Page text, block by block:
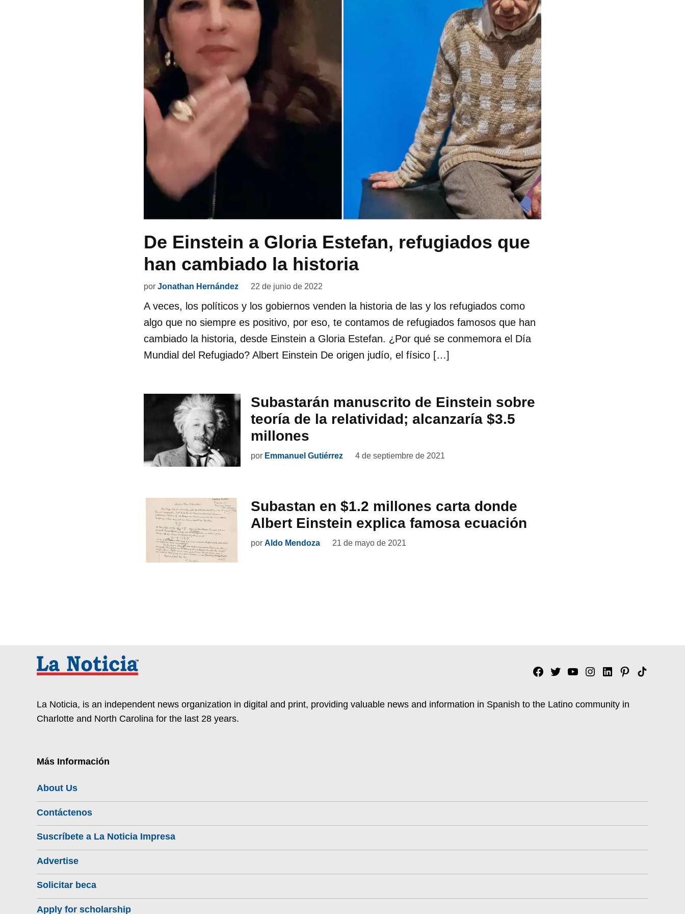
De Einstein a Gloria Estefan, refugiados que
han cambiado la historia
por Jonathan Hernández 22 de junio de 2022
A veces, los políticos y los gobiernos venden la historia de las y los refugiados como
algo que no siempre es positivo, por eso, te contamos de refugiados famosos que han
cambiado la historia, desde Einstein a Gloria Estefan. ¿Por qué se conmemora el Día
Mundial del Refugiado? Albert Einstein De origen judío, el físico […]
Subastarán manuscrito de Einstein sobre
teoría de la relatividad; alcanzaría $3.5
millones
por Emmanuel Gutiérrez 4 de septiembre de 2021
Subastan en $1.2 millones carta donde
Albert Einstein explica famosa ecuación
por Aldo Mendoza 21 de mayo de 2021
Facebook
TwitterYouTubeInstagram
Linkedin
Pinterest
Tik
La Noticia, is an independent news organization in digital and print, providing valuable news and information in Spanish to the Latino community in
Charlotte and North Carolina for the last 28 years.
Más Información
About Us
Contáctenos
Suscríbete a La Noticia Impresa
Advertise
Solicitar beca
Apply for scholarship